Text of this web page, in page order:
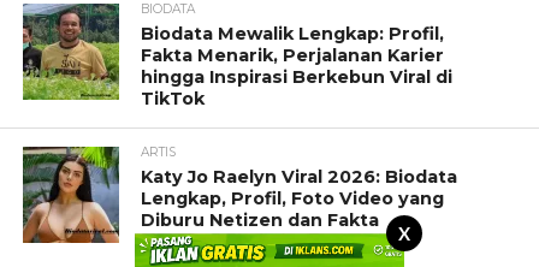
X
BIODATA
Biodata Mewalik Lengkap: Profil,
Fakta Menarik, Perjalanan Karier
hingga Inspirasi Berkebun Viral di
TikTok
ARTIS
Katy Jo Raelyn Viral 2026: Biodata
Lengkap, Profil, Foto Video yang
Diburu Netizen dan Fakta
Menariknya